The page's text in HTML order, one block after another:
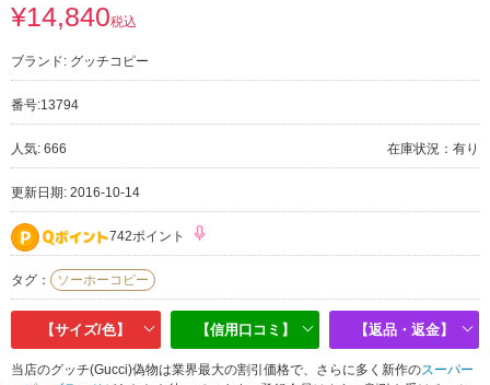
¥14,840税込
ブランド: グッチコピー
番号:13794
人気: 666 在庫状況：有り
更新日期: 2016-10-14
742ポイント
タグ： ソーホーコピー
【サイズ/色】 【信用口コミ】 【返品・返金】
当店のグッチ(Gucci)偽物は業界最大の割引価格で、さらに多く新作のスーパー